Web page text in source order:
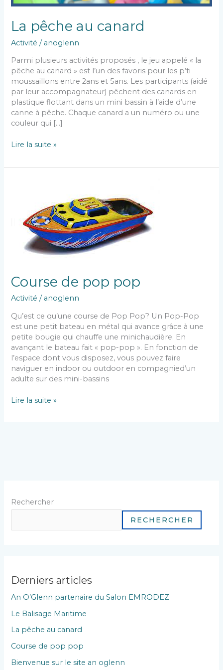
La pêche au canard
Activité / anoglenn
Parmi plusieurs activités proposés , le jeu appelé « la
pêche au canard » est l’un des favoris pour les p’ti
moussaillons entre 2ans et 5ans. Les participants (aidé
par leur accompagnateur) pêchent des canards en
plastique flottant dans un mini bassin à l’aide d’une
canne à pêche. Chaque canard a un numéro ou une
couleur qui […]
Lire la suite »
Course de pop pop
Activité / anoglenn
Qu’est ce qu’une course de Pop Pop? Un Pop-Pop
est une petit bateau en métal qui avance grâce à une
petite bougie qui chauffe une minichaudière. En
avançant le bateau fait « pop-pop ». En fonction de
l’espace dont vous disposez, vous pouvez faire
naviguer en indoor ou outdoor en compagnied’un
adulte sur des mini-bassins
Lire la suite »
Rechercher
RECHERCHER
Derniers articles
An O’Glenn partenaire du Salon EMRODEZ
Le Balisage Maritime
La pêche au canard
Course de pop pop
Bienvenue sur le site an oglenn